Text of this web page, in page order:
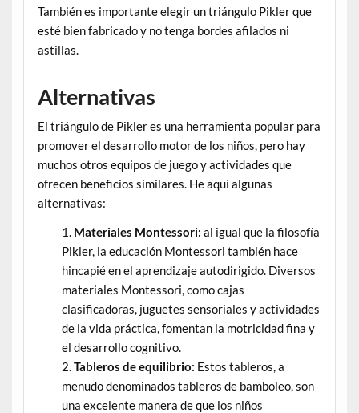
También es importante elegir un triángulo Pikler que
esté bien fabricado y no tenga bordes afilados ni
astillas.
Alternativas
El triángulo de Pikler es una herramienta popular para
promover el desarrollo motor de los niños, pero hay
muchos otros equipos de juego y actividades que
ofrecen beneficios similares. He aquí algunas
alternativas:
Materiales Montessori: al igual que la filosofía
Pikler, la educación Montessori también hace
hincapié en el aprendizaje autodirigido. Diversos
materiales Montessori, como cajas
clasificadoras, juguetes sensoriales y actividades
de la vida práctica, fomentan la motricidad fina y
el desarrollo cognitivo.
Tableros de equilibrio: Estos tableros, a
menudo denominados tableros de bamboleo, son
una excelente manera de que los niños